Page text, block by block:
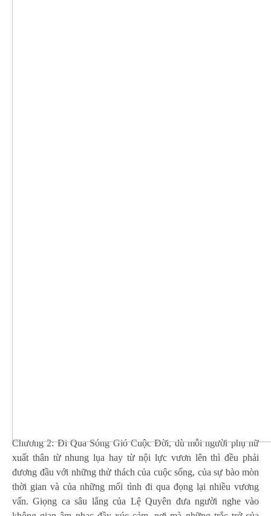
Chương 2: Đi Qua Sóng Gió Cuộc Đời, dù mỗi người phụ nữ
xuất thân từ nhung lụa hay từ nội lực vươn lên thì đều phải
đương đầu với những thử thách của cuộc sống, của sự bào mòn
thời gian và của những mối tình đi qua đọng lại nhiều vương
vấn. Giọng ca sâu lắng của Lệ Quyên đưa người nghe vào